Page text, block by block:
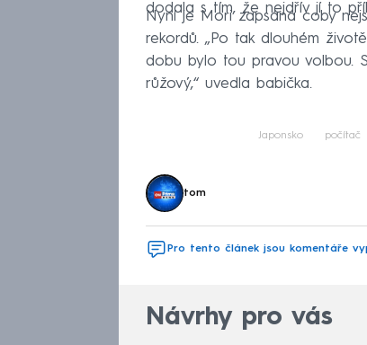
dodala s tím, že nejdřív jí to
Nyní je Mori zapsána coby
rekordů. „Po tak dlouhém
dobu bylo tou pravou volbou.
růžový,“ uvedla babička.
Japonsko počítač
tom
Pro tento článek jsou komentáře
Návrhy pro vás